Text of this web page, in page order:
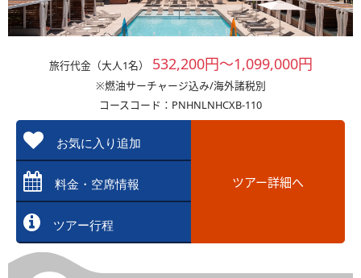
旅行代金（大人1名） 532,200円～1,099,000円
※燃油サーチャージ込み/海外諸税別
コースコード：PNHNLNHCXB-110
お気に入り追加
料金・空席情報
ツアー行程
ツアー詳細へ